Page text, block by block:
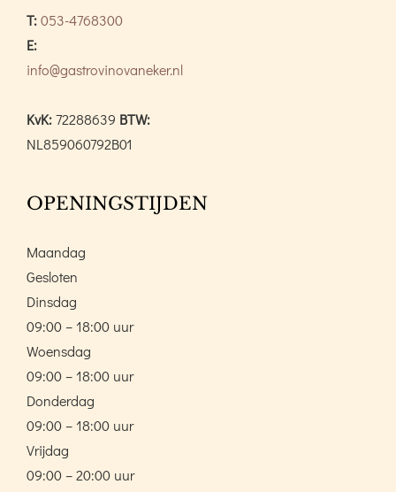
T:053-4768300
E:
info@gastrovinovaneker.nl
KvK:72288639 BTW:
NL859060792B01
OPENINGSTIJDEN
Maandag
Gesloten
Dinsdag
09:00 – 18:00 uur
Woensdag
09:00 – 18:00 uur
Donderdag
09:00 – 18:00 uur
Vrijdag
09:00 – 20:00 uur